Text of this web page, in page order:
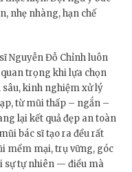
nhẹ nhàng, hạn chế
Nguyễn Đỗ Chỉnh luôn
trọng khi lựa chọn
kinh nghiệm xử lý
từ mũi thấp – ngắn –
lại kết quả đẹp an toàn
bác sĩ tạo ra đều rất
mềm mại, trụ vững, góc
sự tự nhiên — điều mà